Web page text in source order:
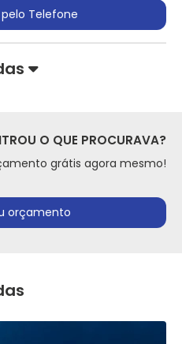
Telefone
O QUE PROCURAVA?
grátis agora mesmo!
orçamento